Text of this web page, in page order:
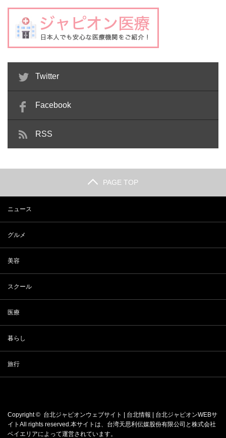
Twitter
Facebook
RSS
PAGE TOP
ニュース
グルメ
美容
スクール
医療
暮らし
旅行
Copyright © 台北ジャピオンウェブサイト | 台北情報 | 台北ジャピオンWEBサ
イト All rights reserved.本サイトは、 台湾天思利伝媒股份有限公司 と株式会社
ベイエリアによって運営されています。